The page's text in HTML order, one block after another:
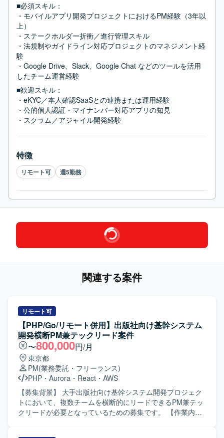
■必須スキル：
・モバイルアプリ開発プロジェクトにおけるPM経験（3年以
上）
・ステークホルダー折衝／進行管理スキル
・法規制やガイドライン対応プロジェクトのマネジメント経
験
・Google Drive、Slack、Google Chat などのツールを活用
したチーム運営経験
■歓迎スキル：
・eKYC／本人確認SaaSとの連携または運用経験
・公的個人認証・マイナンバー対応アプリの知見
・スクラム／アジャイル開発経験
特徴
リモート可 週5勤務
関連する案件
リモート可
【PHP/Go/リモート併用】出版社向け基幹システム
開発横断PM兼テックリード案件
〜800,000円/月
東京都
PM(業務委託・フリーランス)
PHP ・ Aurora ・ React ・ AWS
【募集背景】 大手出版社向け基幹システム開発プロジェク
トにおいて、複数チームを横断的にリードできるPM兼テッ
クリードが必要となっているための募集です。 【作業内